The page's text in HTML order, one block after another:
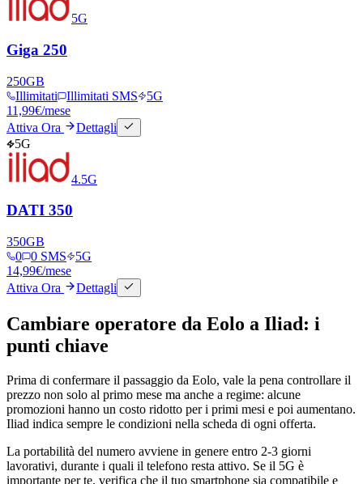
5G
Giga 250
250GB
Illimitati
Illimitati SMS
5G
11,99€/mese
Attiva Ora
Dettagli
5G
4.5G
DATI 350
350GB
0
0 SMS
5G
14,99€/mese
Attiva Ora
Dettagli
Cambiare operatore da Eolo a Iliad: i
punti chiave
Prima di confermare il passaggio da Eolo, vale la pena controllare il
prezzo non solo al primo mese ma anche a regime: alcune
promozioni hanno un costo ridotto per i primi mesi e poi aumentano.
Iliad indica sempre le condizioni nella scheda di ogni offerta.
La portabilità del numero avviene in genere entro 2-3 giorni
lavorativi, durante i quali il telefono resta attivo. Se il 5G è
importante per te, verifica che il tuo smartphone sia compatibile e